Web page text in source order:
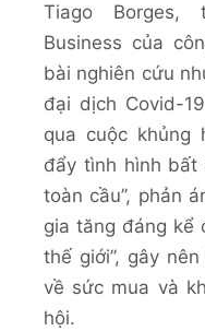
Tiago Borges,
Business của
bài nghiên cứu
đại dịch Covid-
qua cuộc khủng
đẩy tình hình
toàn cầu”, phản
gia tăng đáng kể
thế giới”, gây
về sức mua và
hội.